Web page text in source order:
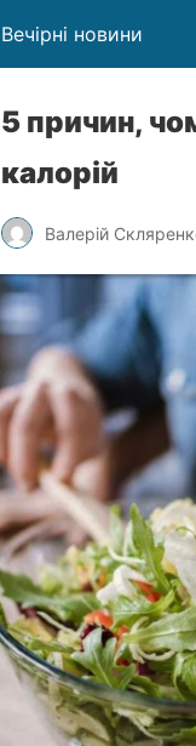
Вечірні новини
5 причин,
калорій
Валерій